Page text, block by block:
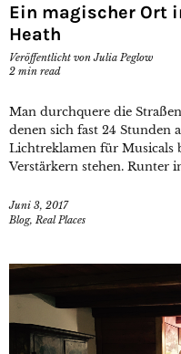
Ein magischer Ort
Heath
Veröffentlicht vonJulia Peglow
2 min read
Man durchquere die
denen sich fast 24 Stunden
Lichtreklamen für
Verstärkern stehen. Runter
Juni 3, 2017
Blog, Real Places